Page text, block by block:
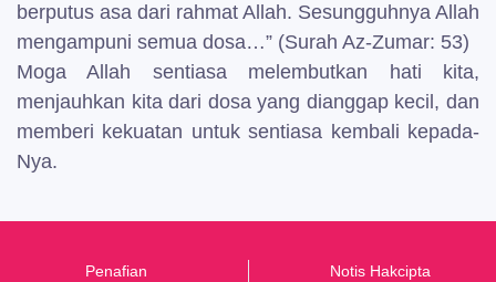
berputus asa dari rahmat Allah. Sesungguhnya Allah
mengampuni semua dosa…” (Surah Az-Zumar: 53)
Moga Allah sentiasa melembutkan hati kita,
menjauhkan kita dari dosa yang dianggap kecil, dan
memberi kekuatan untuk sentiasa kembali kepada-
Nya.
Penafian Notis Hakcipta